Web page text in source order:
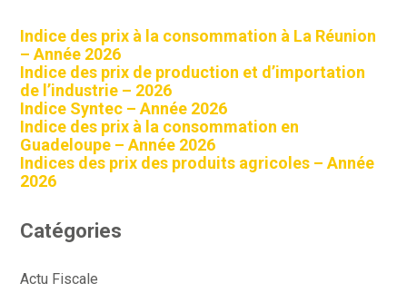
Indice des prix à la consommation à La Réunion
– Année 2026
Indice des prix de production et d’importation
de l’industrie – 2026
Indice Syntec – Année 2026
Indice des prix à la consommation en
Guadeloupe – Année 2026
Indices des prix des produits agricoles – Année
2026
Catégories
Actu Fiscale